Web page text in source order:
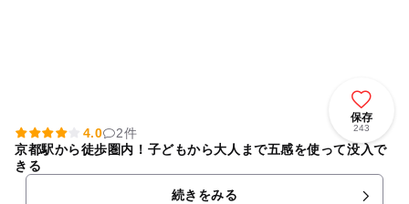
保存
243
4.0
2件
京都駅から徒歩圏内！子どもから大人まで五感を使って没入で
きる
続きをみる